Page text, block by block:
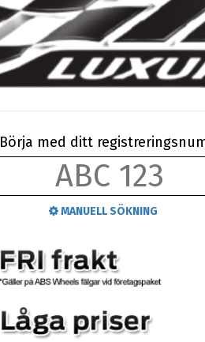
Börja med ditt
MANUELL SÖKNING